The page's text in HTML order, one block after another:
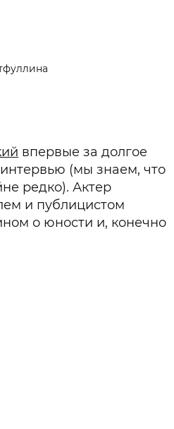
впервые за долгое
(мы знаем, что
редко). Актер
и публицистом
о юности и, конечно